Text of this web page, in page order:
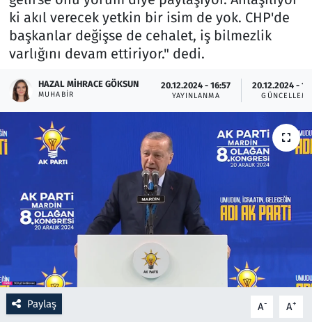
ki akıl verecek yetkin bir isim de yok. CHP'de
başkanlar değişse de cehalet, iş bilmezlik
varlığını devam ettiriyor." dedi.
HAZAL MIHRACE GÖKSUN
MUHABIR
20.12.2024 - 16:57
YAYINLANMA
20.12.2024 -
Paylaş A- A+
Resmi İlanlar
Savunma Sanayi
Spor
Teknoloji ve Bilim
Televizyon